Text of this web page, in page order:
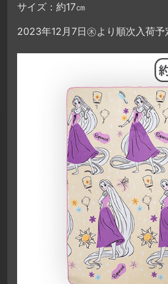
サイズ：約17㎝
2023年12月7日㊍より順次入荷予